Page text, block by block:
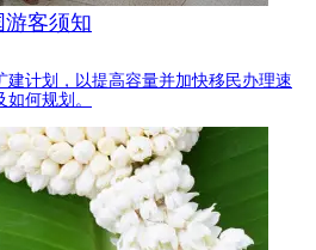
客须知
建计划，以提高容量并加快移民办理速
何规划。